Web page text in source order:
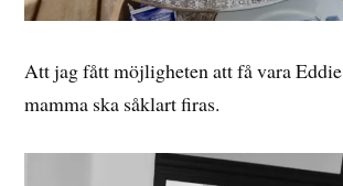
Att jag fått möjligheten att få vara
mamma ska såklart firas.